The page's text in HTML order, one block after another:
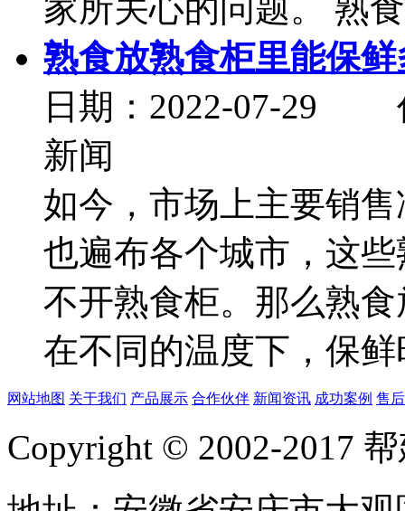
家所关心的问题。 熟
熟食放熟食柜里能保鲜
日期：2022-07-29
新闻
如今，市场上主要销
也遍布各个城市，这
不开熟食柜。那么熟
在不同的温度下，保鲜
网站地图 关于我们 产品展示 合作伙伴 新闻资讯 成功案例 售
Copyright © 2002-2017